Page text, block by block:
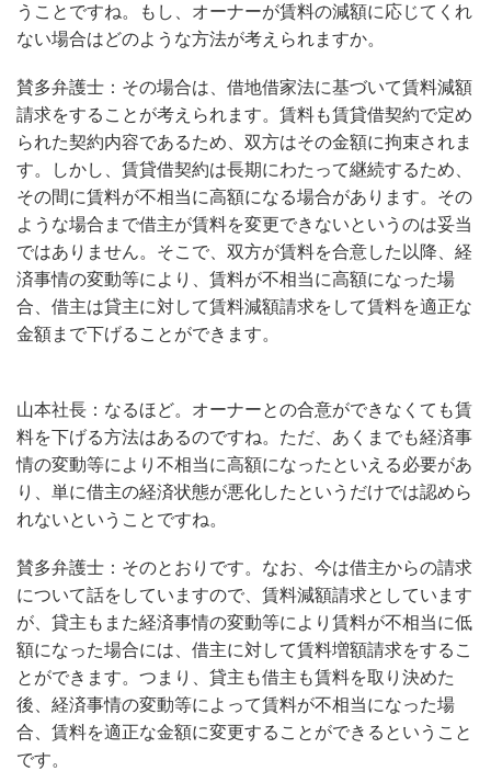
うことですね。もし、オーナーが賃料の減額に応じてくれ
ない場合はどのような方法が考えられますか。
賛多弁護士：その場合は、借地借家法に基づいて賃料減額
請求をすることが考えられます。賃料も賃貸借契約で定め
られた契約内容であるため、双方はその金額に拘束されま
す。しかし、賃貸借契約は長期にわたって継続するため、
その間に賃料が不相当に高額になる場合があります。その
ような場合まで借主が賃料を変更できないというのは妥当
ではありません。そこで、双方が賃料を合意した以降、経
済事情の変動等により、賃料が不相当に高額になった場
合、借主は貸主に対して賃料減額請求をして賃料を適正な
金額まで下げることができます。
山本社長：なるほど。オーナーとの合意ができなくても賃
料を下げる方法はあるのですね。ただ、あくまでも経済事
情の変動等により不相当に高額になったといえる必要があ
り、単に借主の経済状態が悪化したというだけでは認めら
れないということですね。
賛多弁護士：そのとおりです。なお、今は借主からの請求
について話をしていますので、賃料減額請求としています
が、貸主もまた経済事情の変動等により賃料が不相当に低
額になった場合には、借主に対して賃料増額請求をするこ
とができます。つまり、貸主も借主も賃料を取り決めた
後、経済事情の変動等によって賃料が不相当になった場
合、賃料を適正な金額に変更することができるということ
です。